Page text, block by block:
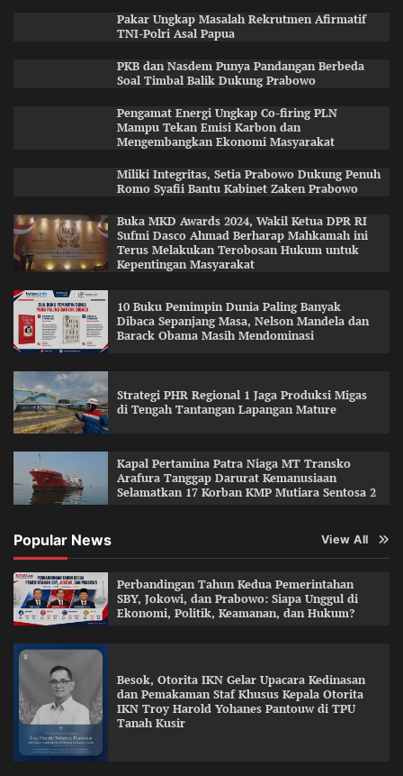
Pakar Ungkap Masalah Rekrutmen Afirmatif
TNI-Polri Asal Papua
PKB dan Nasdem Punya Pandangan Berbeda
Soal Timbal Balik Dukung Prabowo
Pengamat Energi Ungkap Co-firing PLN
Mampu Tekan Emisi Karbon dan
Mengembangkan Ekonomi Masyarakat
Miliki Integritas, Setia Prabowo Dukung Penuh
Romo Syafii Bantu Kabinet Zaken Prabowo
Buka MKD Awards 2024, Wakil Ketua DPR RI
Sufmi Dasco Ahmad Berharap Mahkamah ini
Terus Melakukan Terobosan Hukum untuk
Kepentingan Masyarakat
10 Buku Pemimpin Dunia Paling Banyak
Dibaca Sepanjang Masa, Nelson Mandela dan
Barack Obama Masih Mendominasi
Strategi PHR Regional 1 Jaga Produksi Migas
di Tengah Tantangan Lapangan Mature
Kapal Pertamina Patra Niaga MT Transko
Arafura Tanggap Darurat Kemanusiaan
Selamatkan 17 Korban KMP Mutiara Sentosa 2
Popular News View All
Perbandingan Tahun Kedua Pemerintahan
SBY, Jokowi, dan Prabowo: Siapa Unggul di
Ekonomi, Politik, Keamanan, dan Hukum?
Besok, Otorita IKN Gelar Upacara Kedinasan
dan Pemakaman Staf Khusus Kepala Otorita
IKN Troy Harold Yohanes Pantouw di TPU
Tanah Kusir